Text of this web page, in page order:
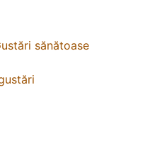
sănătoase